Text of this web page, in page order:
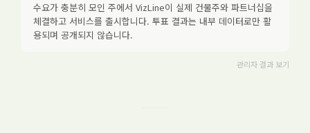
수요가 충분히 모인 주에서 VizLine이 실제 건물주와 파트너십을
체결하고 서비스를 출시합니다. 투표 결과는 내부 데이터로만 활
용되며 공개되지 않습니다.
관리자 결과 보기